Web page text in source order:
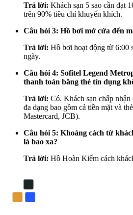
Trả lời: Khách sạn 5 sao cần đạt
trên 90% tiêu chí khuyến khích.
Câu hỏi 3: Hồ bơi mở cửa đến
Trả lời: Hồ bơi hoạt động từ 6:00
ngày.
Câu hỏi 4: Sofitel Legend
thanh toán bằng thẻ tín dụng
Trả lời: Có. Khách sạn chấp
đa dạng bao gồm cả tiền mặt và
Mastercard, JCB).
Câu hỏi 5: Khoảng cách từ
là bao xa?
Trả lời: Hồ Hoàn Kiếm cách